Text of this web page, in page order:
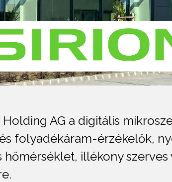
AG a digitális
folyadékáram-érzékelők,
illékony szerves